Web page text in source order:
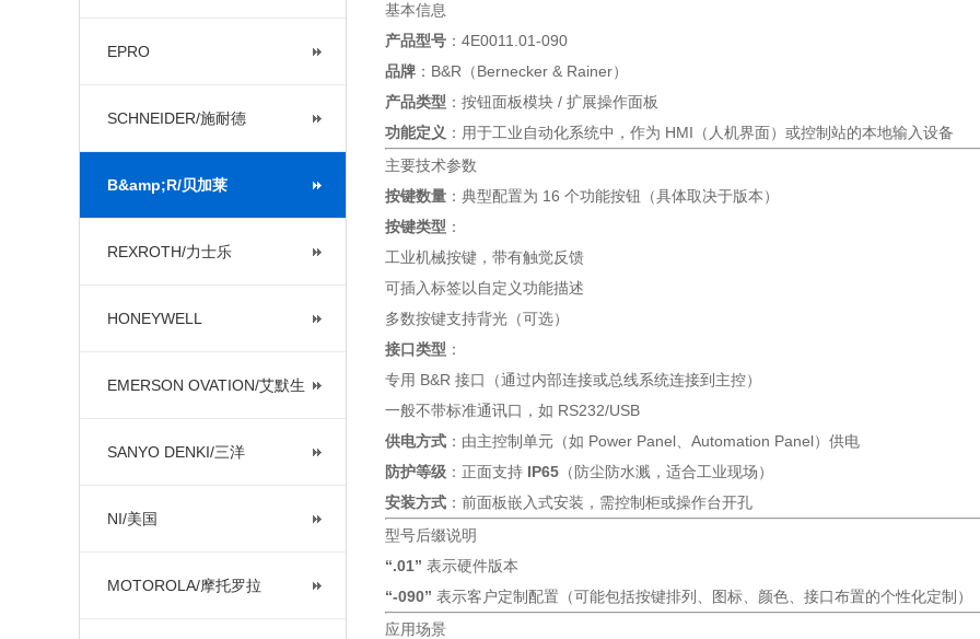
EPRO
SCHNEIDER/施耐德
B&amp;R/贝加莱
REXROTH/力士乐
HONEYWELL
EMERSON OVATION/艾默生
SANYO DENKI/三洋
NI/美国
MOTOROLA/摩托罗拉
基本信息
产品型号 ：4E0011.01-090
品牌 ：B&R（Bernecker & Rainer）
产品类型 ：按钮面板模块 / 扩展操作面板
功能定义 ：用于工业自动化系统中，作为 HMI（人机界面）或控制站的本地输入设备
主要技术参数
按键数量 ：典型配置为 16 个功能按钮（具体取决于版本）
按键类型 ：
工业机械按键，带有触觉反馈
可插入标签以自定义功能描述
多数按键支持背光（可选）
接口类型 ：
专用 B&R 接口（通过内部连接或总线系统连接到主控）
一般不带标准通讯口，如 RS232/USB
供电方式 ：由主控制单元（如 Power Panel、Automation Panel）供电
防护等级 ：正面支持 IP65 （防尘防水溅，适合工业现场）
安装方式 ：前面板嵌入式安装，需控制柜或操作台开孔
型号后缀说明
“.01” 表示硬件版本
“-090” 表示客户定制配置（可能包括按键排列、图标、颜色、接口布置的个性化定制）
应用场景